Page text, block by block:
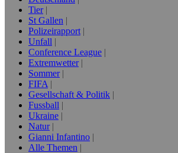
Tier
St Gallen
Polizeirapport
Unfall
Conference League
Extremwetter
Sommer
FIFA
Gesellschaft & Politik
Fussball
Ukraine
Natur
Gianni Infantino
Alle Themen